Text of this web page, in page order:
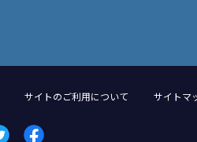
サイトのご利用について サイトマ